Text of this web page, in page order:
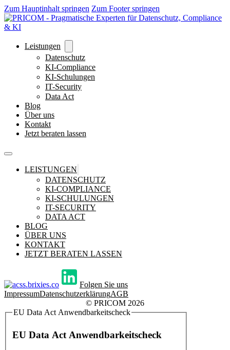
Zum Hauptinhalt springen Zum Footer springen
Leistungen
Datenschutz
KI-Compliance
KI-Schulungen
IT-Security
Data Act
Blog
Über uns
Kontakt
Jetzt beraten lassen
LEISTUNGEN
DATENSCHUTZ
KI-COMPLIANCE
KI-SCHULUNGEN
IT-SECURITY
DATA ACT
BLOG
ÜBER UNS
KONTAKT
JETZT BERATEN LASSEN
Folgen Sie uns
ImpressumDatenschutzerklärungAGB
© PRICOM 2026
EU Data Act Anwendbarkeitscheck
EU Data Act Anwendbarkeitscheck